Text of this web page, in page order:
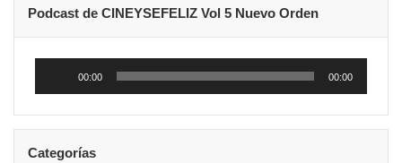
Podcast de CINEYSEFELIZ Vol 5 Nuevo Orden
audio
00:00 00:00
Categorías